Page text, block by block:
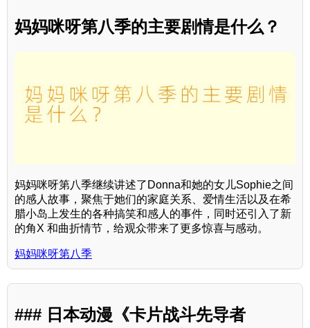
妈妈咪呀第八季的主要剧情是什么？
妈妈咪呀第八季继续讲述了Donna和她的女儿Sophie之间
的感人故事，聚焦于她们的家庭关系、爱情生活以及在希
腊小岛上发生的各种搞笑和感人的事件，同时还引入了新
的角X 和曲折情节，给观众带来了更多惊喜与感动。
妈妈咪呀第八季
### 日本动漫《卡片战斗先导者